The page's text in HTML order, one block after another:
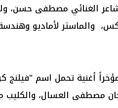
الغنائي مصطفى حسن،
والماستر لأماديو
أغنية تحمل اسم
مصطفى العسال، والكليب